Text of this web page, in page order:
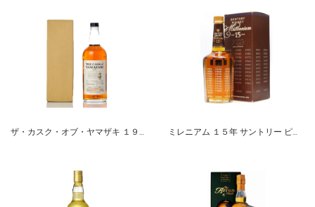
ザ・カスク・オブ・ヤマザキ １９８０ ホワイトオークカスク サントリー ミレニアム １５年 サントリー ピュアモルト